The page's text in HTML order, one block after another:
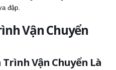
đập.
Vận Chuyển
Trình Vận Chuyển Là